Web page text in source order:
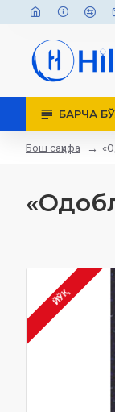
БАРЧА
Бош саҳифа
ЙЎҚ